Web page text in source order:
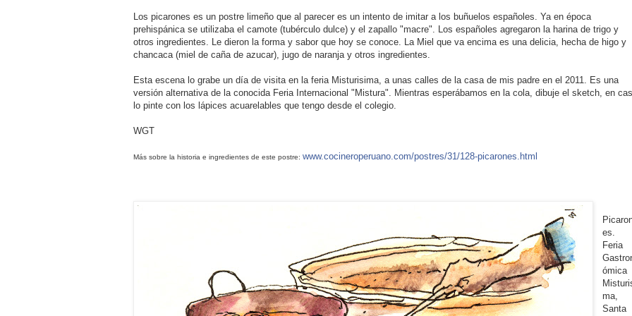
Los picarones es un postre limeño que al parecer es un intento de imitar a los buñuelos españoles. Ya en época
prehispánica se utilizaba el camote (tubérculo dulce) y el zapallo "macre". Los españoles agregaron la harina de trigo y
otros ingredientes. Le dieron la forma y sabor que hoy se conoce. La Miel que va encima es una delicia, hecha de higo y
chancaca (miel de caña de azucar), jugo de naranja y otros ingredientes.
Esta escena lo grabe un día de visita en la feria Misturisima, a unas calles de la casa de mis padre en el 2011. Es una
versión alternativa de la conocida Feria Internacional "Mistura". Mientras esperábamos en la cola, dibuje el sketch, en
lo pinte con los lápices acuarelables que tengo desde el colegio.
WGT
Más sobre la historia e ingredientes de este postre: www.cocineroperuano.com/postres/31/128-picarones.html
es.
Feria
ómica
ma,
Santa